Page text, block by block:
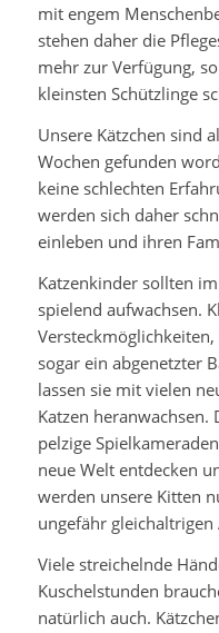
mit engem
stehen daher die
mehr zur Verfügung,
kleinsten Schützlinge
Unsere Kätzchen sind
Wochen gefunden
keine schlechten
werden sich daher
einleben und ihren
Katzenkinder sollten
spielend aufwachsen.
sogar ein abgenetzter
lassen sie mit vielen
Katzen heranwachsen.
pelzige
neue Welt entdecken
werden unsere Kitten
ungefähr
Viele streichelnde
Kuschelstunden
natürlich auch.